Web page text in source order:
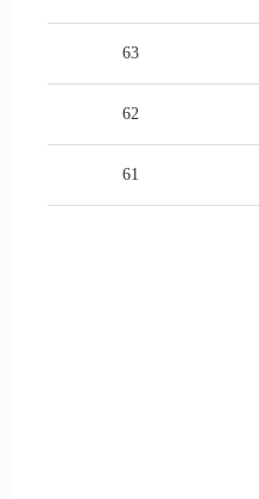
63
62
61